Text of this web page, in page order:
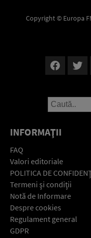
Copyright © Europa
INFORMAŢII
FAQ
Valori editoriale
POLITICA DE
Termeni şi condiţii
Notă de Informare
Despre cookies
Regulament general
GDPR